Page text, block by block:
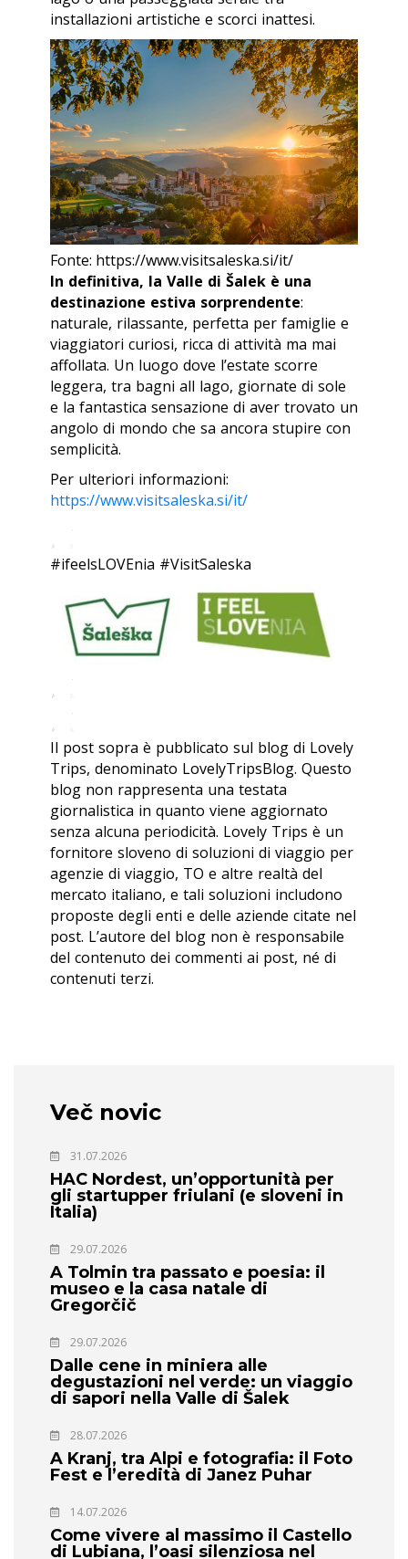
installazioni artistiche e scorci inattesi.
Fonte: https://www.visitsaleska.si/it/
In definitiva, la Valle di Šalek è una
destinazione estiva sorprendente:
naturale, rilassante, perfetta per famiglie e
viaggiatori curiosi, ricca di attività ma mai
affollata. Un luogo dove l’estate scorre
leggera, tra bagni all lago, giornate di sole
e la fantastica sensazione di aver trovato un
angolo di mondo che sa ancora stupire con
semplicità.
Per ulteriori informazioni:
https://www.visitsaleska.si/it/
#ifeelsLOVEnia #VisitSaleska
Il post sopra è pubblicato sul blog di Lovely
Trips, denominato LovelyTripsBlog. Questo
blog non rappresenta una testata
giornalistica in quanto viene aggiornato
senza alcuna periodicità. Lovely Trips è un
fornitore sloveno di soluzioni di viaggio per
agenzie di viaggio, TO e altre realtà del
mercato italiano, e tali soluzioni includono
proposte degli enti e delle aziende citate nel
post. L’autore del blog non è responsabile
del contenuto dei commenti ai post, né di
contenuti terzi.
Več novic
31.07.2026
HAC Nordest, un’opportunità per
gli startupper friulani (e sloveni in
Italia)
29.07.2026
A Tolmin tra passato e poesia: il
museo e la casa natale di
Gregorčič
29.07.2026
Dalle cene in miniera alle
degustazioni nel verde: un viaggio
di sapori nella Valle di Šalek
28.07.2026
A Kranj, tra Alpi e fotografia: il Foto
Fest e l’eredità di Janez Puhar
14.07.2026
Come vivere al massimo il Castello
di Lubiana, l’oasi silenziosa nel